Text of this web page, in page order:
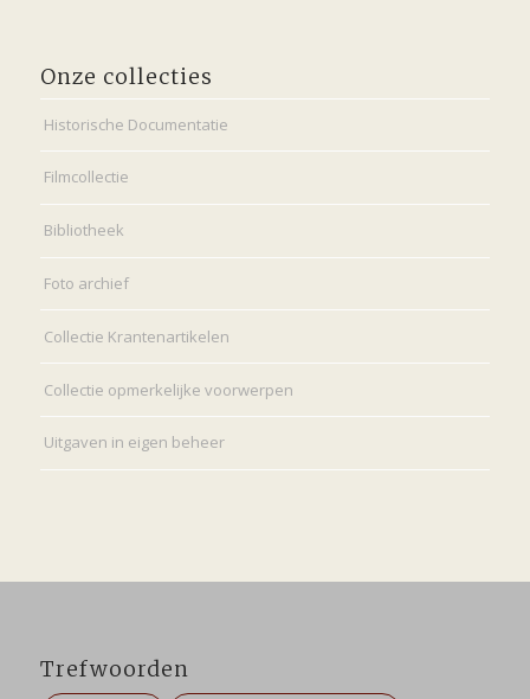
Onze collecties
Historische Documentatie
Filmcollectie
Bibliotheek
Foto archief
Collectie Krantenartikelen
Collectie opmerkelijke voorwerpen
Uitgaven in eigen beheer
Trefwoorden